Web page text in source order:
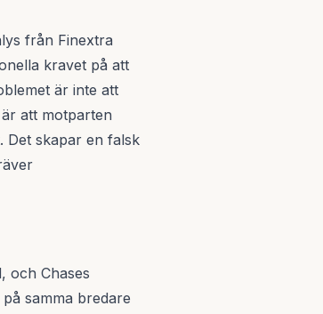
från Finextra
kravet på att
är inte att
att motparten
Det skapar en falsk
och Chases
samma bredare